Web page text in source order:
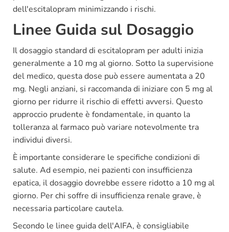
dell'escitalopram minimizzando i rischi.
Linee Guida sul Dosaggio
Il dosaggio standard di escitalopram per adulti inizia
generalmente a 10 mg al giorno. Sotto la supervisione
del medico, questa dose può essere aumentata a 20
mg. Negli anziani, si raccomanda di iniziare con 5 mg al
giorno per ridurre il rischio di effetti avversi. Questo
approccio prudente è fondamentale, in quanto la
tolleranza al farmaco può variare notevolmente tra
individui diversi.
È importante considerare le specifiche condizioni di
salute. Ad esempio, nei pazienti con insufficienza
epatica, il dosaggio dovrebbe essere ridotto a 10 mg al
giorno. Per chi soffre di insufficienza renale grave, è
necessaria particolare cautela.
Secondo le linee guida dell'AIFA, è consigliabile